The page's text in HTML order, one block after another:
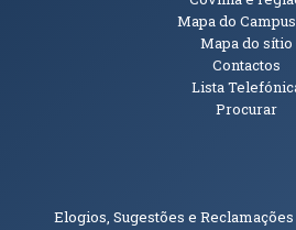
Mapa do
Mapa do sítio
Contactos
Lista
Procurar
Elogios, Sugestões e Reclamações